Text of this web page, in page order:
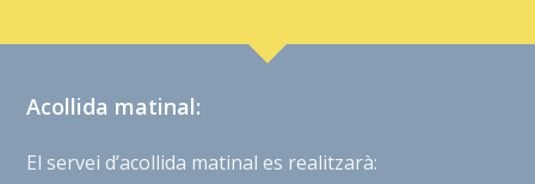
Acollida matinal:
El servei d’acollida matinal es realitzarà: